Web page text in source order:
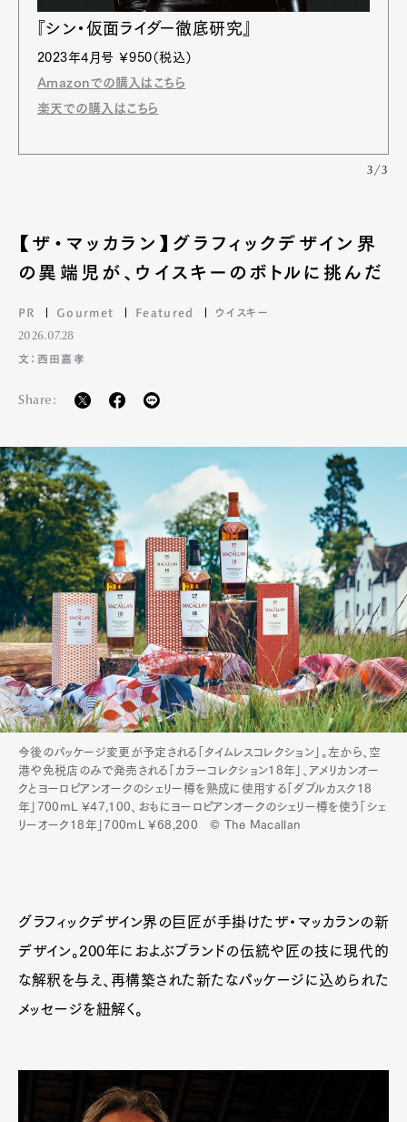
『シン・仮面ライダー徹底研究』
2023年4月号 ￥950（税込）
Amazonでの購入はこちら
楽天での購入はこちら
3/3
【ザ・マッカラン】グラフィックデザイン界
の異端児が、ウイスキーのボトルに挑んだ
PR Gourmet Featured ウイスキー
2026.07.28
文：西田嘉孝
Share:
今後のパッケージ変更が予定される「タイムレスコレクション」。左から、空
港や免税店のみで発売される「カラーコレクション18年」、アメリカンオー
クとヨーロピアンオークのシェリー樽を熟成に使用する「ダブルカスク18
年」700mL ¥47,100、おもにヨーロピアンオークのシェリー樽を使う「シェ
リーオーク18年」700mL ¥68,200 © The Macallan
グラフィックデザイン界の巨匠が手掛けたザ・マッカランの新
デザイン。200年におよぶブランドの伝統や匠の技に現代的
な解釈を与え、再構築された新たなパッケージに込められた
メッセージを紐解く。